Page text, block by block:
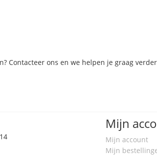
Contacteer ons en we helpen je graag
Mijn
Mijn account
Mijn